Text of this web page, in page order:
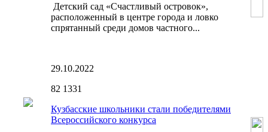
Детский сад «Счастливый островок»,
расположенный в центре города и ловко
спрятанный среди домов частного...
29.10.2022
82 1331
Кузбасские школьники стали победителями
Всероссийского конкурса